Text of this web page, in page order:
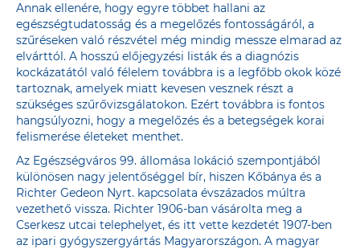
Annak ellenére, hogy egyre többet hallani az
egészségtudatosság és a megelőzés fontosságáról, a
szűréseken való részvétel még mindig messze elmarad az
elvárttól. A hosszú előjegyzési listák és a diagnózis
kockázatától való félelem továbbra is a legfőbb okok közé
tartoznak, amelyek miatt kevesen vesznek részt a
szükséges szűrővizsgálatokon. Ezért továbbra is fontos
hangsúlyozni, hogy a megelőzés és a betegségek korai
felismerése életeket menthet.
Az Egészségváros 99. állomása lokáció szempontjából
különösen nagy jelentőséggel bír, hiszen Kőbánya és a
Richter Gedeon Nyrt. kapcsolata évszázados múltra
vezethető vissza. Richter 1906-ban vásárolta meg a
Cserkesz utcai telephelyet, és itt vette kezdetét 1907-ben
az ipari gyógyszergyártás Magyarországon. A magyar